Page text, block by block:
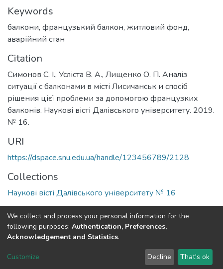
Keywords
балкони, французький балкон, житловий фонд,
аварійний стан
Citation
Симонов С. І., Усліста В. А., Лищенко О. П. Аналіз
ситуації с балконами в місті Лисичанськ и спосіб
рішения цієї проблеми за допомогою французких
балконів. Наукові вісті Далівського університету. 2019.
№ 16.
URI
https://dspace.snu.edu.ua/handle/123456789/2128
Collections
Наукові вісті Далівського університету № 16
Full item page
Dspace & Volodymyr Dahl East Ukrainian National University
LYRASIS
Send Feedback
We collect and process your personal information for the
following purposes: Authentication, Preferences,
Acknowledgement and Statistics.
Customize Decline That's ok